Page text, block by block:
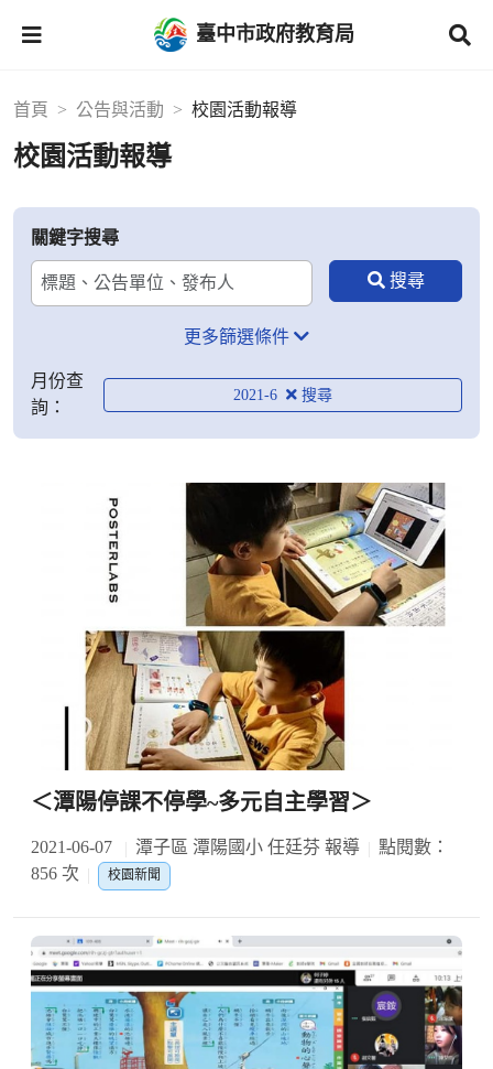
臺中市政府教育局
首頁 公告與活動 校園活動報導
校園活動報導
關鍵字搜尋
更多篩選條件
月份查
詢：
2021-6
＜潭陽停課不停學~多元自主學習＞
2021-06-07 潭子區 潭陽國小 任廷芬 報導
點閱數：
856 次
校園新聞